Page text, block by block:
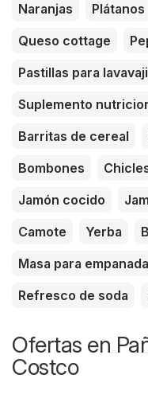
Naranjas
Plátanos
Queso cottage
Pastillas para
Suplemento
Barritas de cereal
Bombones
Jamón cocido
Camote
Yerba
Masa para empanada
Refresco de soda
Ofertas en
Costco